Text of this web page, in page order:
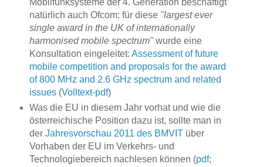
Mobilfunksysteme der 4. Generation beschäftigt
natürlich auch Ofcom: für diese "largest ever
single award in the UK of internationally
harmonised mobile spectrum"wurde eine
Konsultation eingeleitet: Assessment of future
mobile competition and proposals for the award
of 800 MHz and 2.6 GHz spectrum and related
issues(Volltext-pdf)
Was die EU in diesem Jahr vorhat und wie die
österreichische Position dazu ist, sollte man in
der Jahresvorschau 2011 des BMVITüber
Vorhaben der EU im Verkehrs- und
Technologiebereich nachlesen können (pdf;